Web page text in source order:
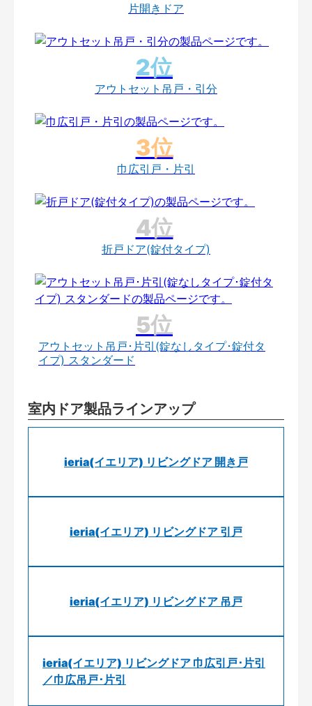
片開きドア
アウトセット吊戸・引分
巾広引戸・片引
折戸ドア(錠付タイプ)
アウトセット吊戸･片引(錠なしタイプ･錠付タ
イプ) スタンダード
室内ドア製品ラインアップ
ieria(イエリア) リビングドア 開き戸
ieria(イエリア) リビングドア 引戸
ieria(イエリア) リビングドア 吊戸
ieria(イエリア) リビングドア 巾広引戸･片引
／巾広吊戸･片引